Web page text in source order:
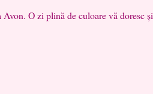
O zi plină de culoare vă doresc și